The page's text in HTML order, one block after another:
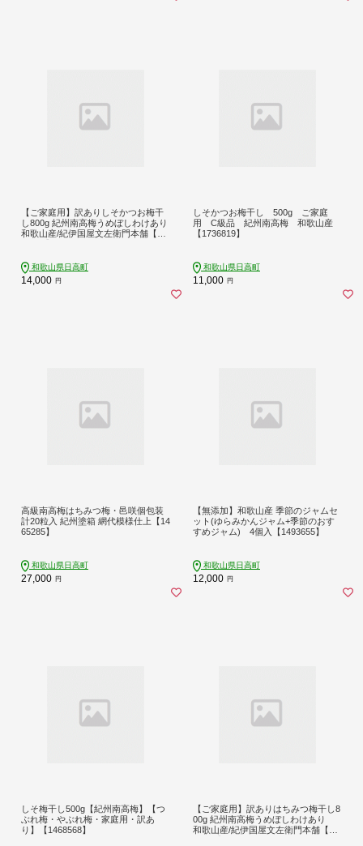
【ご家庭用】訳ありしそかつお梅干
し800g 紀州南高梅うめぼしわけあり
和歌山産/紀伊国屋文左衛門本舗【12
和歌山県日高町
14,000 円
しそかつお梅干し 500g ご家庭
用 C級品 紀州南高梅 和歌山産
【1736819】
和歌山県日高町
11,000 円
高級南高梅はちみつ梅・邑咲個包装
計20粒入 紀州塗箱 網代模様仕上【14
65285】
和歌山県日高町
27,000 円
【無添加】和歌山産 季節のジャムセ
ット(ゆらみかんジャム+季節のおす
すめジャム) 4個入【1493655】
和歌山県日高町
12,000 円
しそ梅干し500g【紀州南高梅】【つ
ぶれ梅・やぶれ梅・家庭用・訳あ
り】【1468568】
【ご家庭用】訳ありはちみつ梅干し8
00g 紀州南高梅うめぼしわけあり
和歌山産/紀伊国屋文左衛門本舗【12